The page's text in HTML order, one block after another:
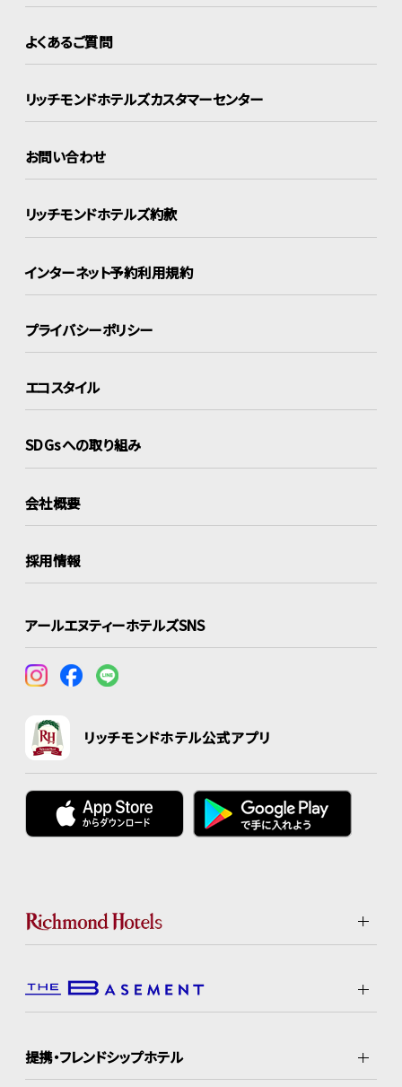
よくあるご質問
リッチモンドホテルズカスタマーセンター
お問い合わせ
リッチモンドホテルズ約款
インターネット予約利用規約
プライバシーポリシー
エコスタイル
SDGsへの取り組み
会社概要
採用情報
アールエヌティーホテルズSNS
リッチモンドホテル公式アプリ
提携・フレンドシップホテル